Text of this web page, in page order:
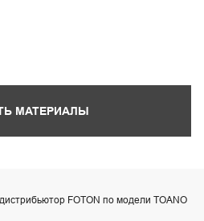
МАТЕРИАЛЫ
FOTON по модели TOANO